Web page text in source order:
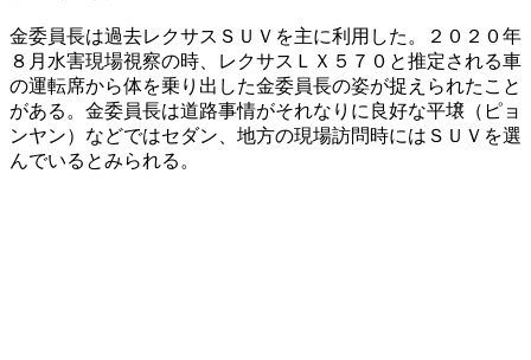
金委員長は過去レクサスＳＵＶを主に利用した。２０２０年
８月水害現場視察の時、レクサスＬＸ５７０と推定される車
の運転席から体を乗り出した金委員長の姿が捉えられたこと
がある。金委員長は道路事情がそれなりに良好な平壌（ピョ
ンヤン）などではセダン、地方の現場訪問時にはＳＵＶを選
んでいるとみられる。